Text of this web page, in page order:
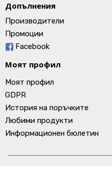
Допълнения
Производители
Промоции
Facebook
Моят профил
Моят профил
GDPR
История на поръчките
Любими продукти
Информационен бюлетин